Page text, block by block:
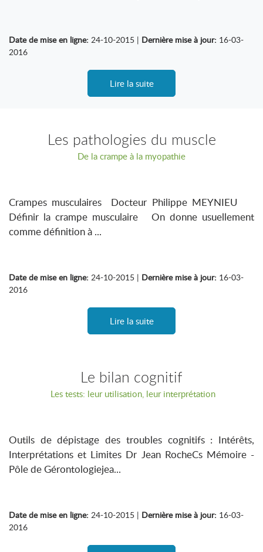
Date de mise en ligne: 24-10-2015 | Dernière mise à jour: 16-03-
2016
Lire la suite
Les pathologies du muscle
De la crampe à la myopathie
Crampes musculaires Docteur Philippe MEYNIEU
Définir la crampe musculaire On donne usuellement
comme définition à ...
Date de mise en ligne: 24-10-2015 | Dernière mise à jour: 16-03-
2016
Lire la suite
Le bilan cognitif
Les tests: leur utilisation, leur interprétation
Outils de dépistage des troubles cognitifs : Intérêts,
Interprétations et Limites Dr Jean RocheCs Mémoire -
Pôle de Gérontologiejea...
Date de mise en ligne: 24-10-2015 | Dernière mise à jour: 16-03-
2016